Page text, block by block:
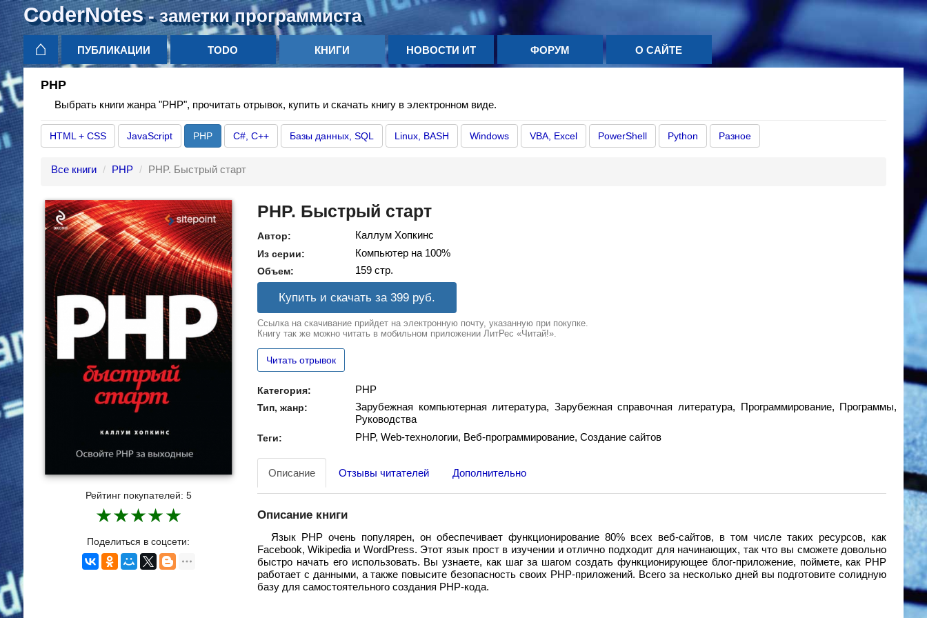
CoderNotes- заметки программиста
⌂ ПУБЛИКАЦИИ TODO КНИГИ НОВОСТИ ИТ ФОРУМ О САЙТЕ
PHP
Выбрать книги жанра "PHP", прочитать отрывок, купить и скачать книгу в электронном виде.
HTML + CSS JavaScript PHP C#, C++ Базы данных, SQL Linux, BASH Windows VBA, Excel PowerShell Python Разное
Все книги PHP PHP. Быстрый старт
Рейтинг покупателей: 5
★
★
★
★
★
Поделиться в соцсети:
PHP. Быстрый старт
Автор: Каллум Хопкинс
Из серии: Компьютер на 100%
Объем: 159 стр.
Купить и скачать за 399 руб.
Ссылка на скачивание прийдет на электронную почту, указанную при покупке.
Книгу так же можно читать в мобильном приложении ЛитРес «Читай!».
Читать отрывок
Категория: PHP
Тип, жанр:
Зарубежная компьютерная литература, Зарубежная справочная литература, Программирование, Программы,
Руководства
Теги: PHP, Web-технологии, Веб-программирование, Создание сайтов
Описание Отзывы читателей Дополнительно
Описание книги
Язык РHР очень популярен, он обеспечивает функционирование 80% всех веб-сайтов, в том числе таких ресурсов, как
Facebook, Wikipedia и WordPress. Этот язык прост в изучении и отлично подходит для начинающих, так что вы сможете довольно
быстро начать его использовать. Вы узнаете, как шаг за шагом создать функционирующее блог-приложениe, поймете, как РНР
работает с данными, а также повысите безопасность своих PHP-приложений. Всего за несколько дней вы подготовите солидную
базу для самостоятельного создания PHP-кода.